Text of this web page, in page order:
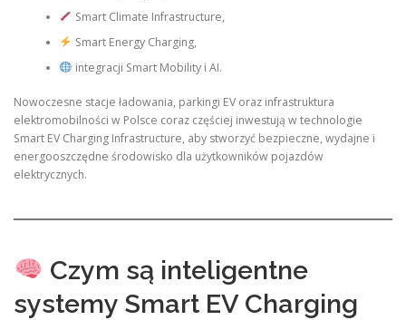
Smart Climate Infrastructure,
Smart Energy Charging,
integracji Smart Mobility i AI.
Nowoczesne stacje ładowania, parkingi EV oraz infrastruktura
elektromobilności w Polsce coraz częściej inwestują w technologie
Smart EV Charging Infrastructure, aby stworzyć bezpieczne, wydajne i
energooszczędne środowisko dla użytkowników pojazdów
elektrycznych.
Czym są inteligentne
systemy Smart EV Charging